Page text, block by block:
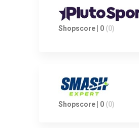
Shopscore | 0 (0)
Shopscore | 0 (0)